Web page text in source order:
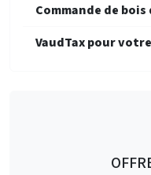
Commande de bois
VaudTax pour